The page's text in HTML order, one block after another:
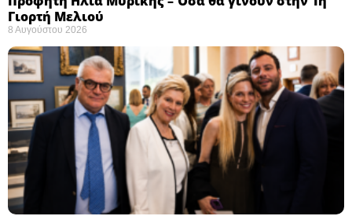
Γιορτή Μελιού
8 Αυγούστου 2026